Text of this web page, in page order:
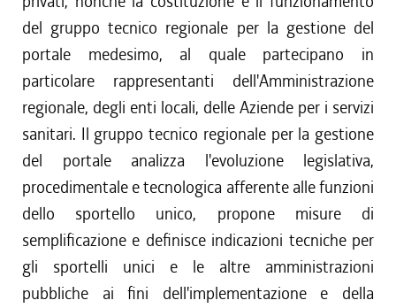
del gruppo tecnico regionale per la gestione del
portale medesimo, al quale partecipano in
particolare rappresentanti dell'Amministrazione
regionale, degli enti locali, delle Aziende per i servizi
sanitari. Il gruppo tecnico regionale per la gestione
del portale analizza l'evoluzione legislativa,
procedimentale e tecnologica afferente alle funzioni
dello sportello unico, propone misure di
semplificazione e definisce indicazioni tecniche per
gli sportelli unici e le altre amministrazioni
pubbliche ai fini dell'implementazione e della